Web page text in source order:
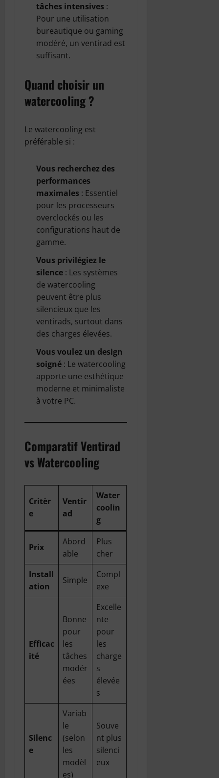
tâches intensives :
Pour une utilisation
bureautique ou gaming
modéré, un ventirad est
suffisant.
Quand choisir un
watercooling ?
Le watercooling est
préférable si :
Vous recherchez des
performances
maximales : Essentiel
pour les processeurs
overclockés ou les
configurations haut de
gamme.
Vous privilégiez le
silence : Les systèmes
de watercooling
peuvent être plus
silencieux que les
ventirads, surtout dans
des charges élevées.
Vous voulez un design
soigné : Le watercooling
apporte une esthétique
moderne et minimaliste
à votre PC.
Comparatif Ventirad
vs Watercooling
Critèr
e
Ventir
ad
Water
coolin
g
Prix
Abord
able
Plus
cher
Install
ation
Simple
Compl
exe
Efficac
ité
Bonne
pour
les
tâches
modér
ées
Excelle
nte
pour
les
charge
s
élevée
s
Silenc
e
Variab
le
(selon
les
modèl
es)
Souve
nt plus
silenci
eux